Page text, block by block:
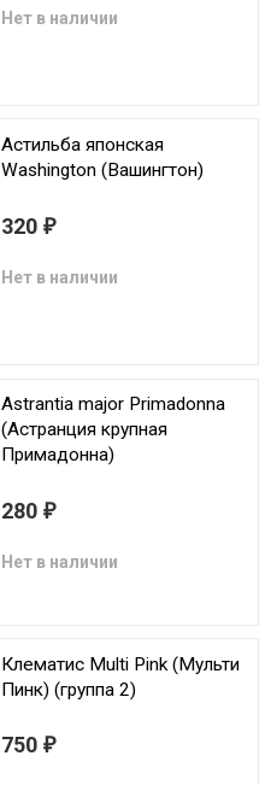
Нет в наличии
Астильба японская
Washington (Вашингтон)
320 ₽
Нет в наличии
Astrantia major Primadonna
(Астранция крупная
Примадонна)
280 ₽
Нет в наличии
Клематис Multi Pink (Мульти
Пинк) (группа 2)
750 ₽